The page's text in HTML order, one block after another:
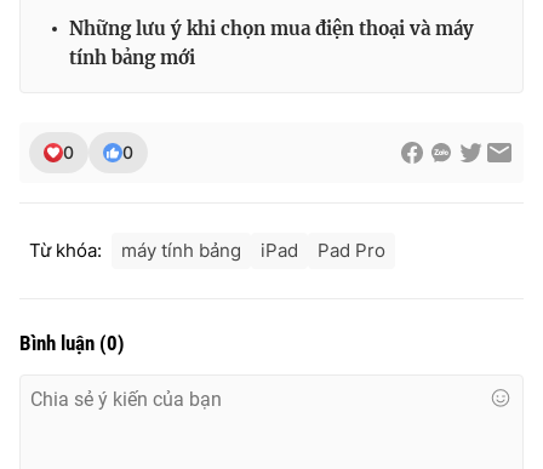
toasoan@vtv.vn
Những lưu ý khi chọn mua điện thoại và máy
tính bảng mới
0 0
Từ khóa: máy tính bảng iPad Pad Pro
Bình luận (0)